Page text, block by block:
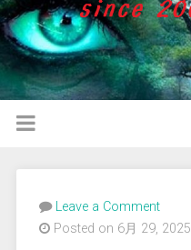
Leave a Comment
Posted on 6月 29, 2025